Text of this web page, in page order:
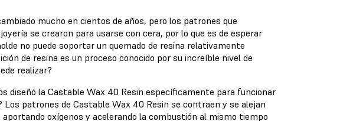
mucho en cientos de años, pero los patrones que
se crearon para usarse con cera, por lo que es de esperar
no puede soportar un quemado de resina relativamente
de resina es un proceso conocido por su increíble nivel de
realizar?
diseñó la Castable Wax 40 Resin específicamente para funcionar
patrones de Castable Wax 40 Resin se contraen y se alejan
oxígenos y acelerando la combustión al mismo tiempo